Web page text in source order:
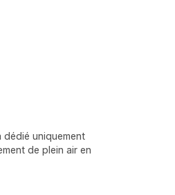
dédié uniquement
de plein air en